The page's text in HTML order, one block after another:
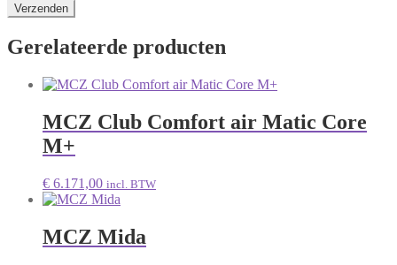
Gerelateerde producten
MCZ Club Comfort air Matic Core
M+
€ 6.171,00 incl. BTW
MCZ Mida